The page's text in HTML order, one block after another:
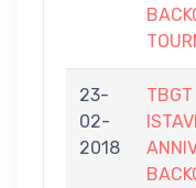
23-
02-
2018